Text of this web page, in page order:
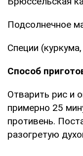
Подсолнечное
Специи
Способ
Отварить рис и
примерно 25
противень.
разогретую